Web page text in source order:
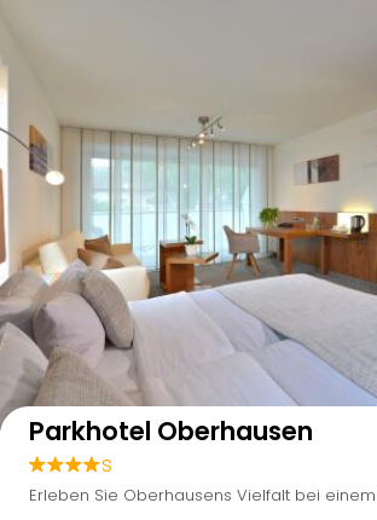
Auf
Parkhotel Oberhausen
s
Erleben Sie Oberhausens Vielfalt bei